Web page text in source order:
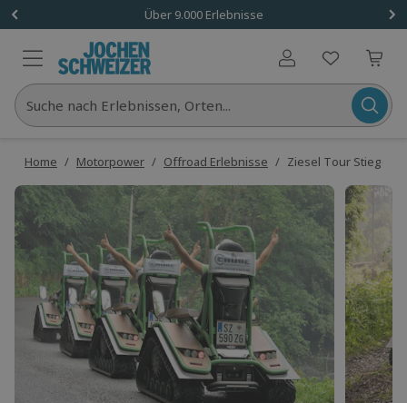
Über 9.000 Erlebnisse
Benutzerkonto
Suche nach Erlebnissen, Orten...
Home / Motorpower / Offroad Erlebnisse / Ziesel Tour Stiege (2